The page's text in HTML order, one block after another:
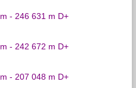
- 246 631 m D+
- 242 672 m D+
- 207 048 m D+